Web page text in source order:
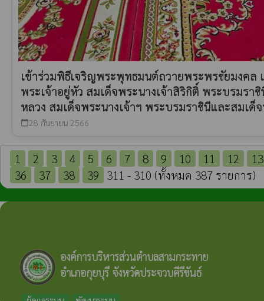
เข้าร่วมพิธีเจริญพระพุทธมนต์ถวายพระพรชัยมงคล
พระเจ้าอยู่หัว สมเด็จพระนางเจ้าสิริกิติ์ พระบรมร
หลวง สมเด็จพระนางเจ้าฯ พระบรมราชินีและสมเด็จ
calendar_today28 กันยายน 2566
1 2 3 4 5 6 7 8 9 10 11 12
13
36
37 38 39 311 - 310 (ทั้งหมด 387 รายการ)
องค์การบริหารส่วนตำบลสามกระทาย
อำเภอกุยบุรี จังหวัดประจวบคีรีขันธ์